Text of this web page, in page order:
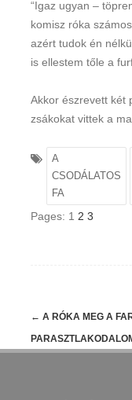
“Igaz ugyan –
komisz róka
azért tudok én
is ellestem tőle a
Akkor észrevett két
zsákokat vittek a
A
CSODÁLATOS
FA
Pages: 1 2 3
Post
navigation
← A RÓKA MEG A